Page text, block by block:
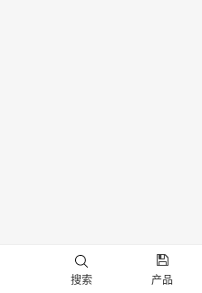
搜索 产品